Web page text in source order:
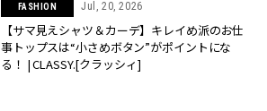
FASHION Jul, 20, 2026
【サマ見えシャツ＆カーデ】キレイめ派のお仕
事トップスは“小さめボタン”がポイントにな
る！ | CLASSY.[クラッシィ]